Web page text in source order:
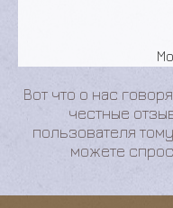
Вот что о нас
честные
пользователя
можете